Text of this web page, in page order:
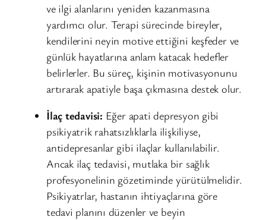
ve ilgi alanlarını yeniden kazanmasına
yardımcı olur. Terapi sürecinde bireyler,
kendilerini neyin motive ettiğini keşfeder ve
günlük hayatlarına anlam katacak hedefler
belirlerler. Bu süreç, kişinin motivasyonunu
artırarak apatiyle başa çıkmasına destek olur.
İlaç tedavisi: Eğer apati depresyon gibi
psikiyatrik rahatsızlıklarla ilişkiliyse,
antidepresanlar gibi ilaçlar kullanılabilir.
Ancak ilaç tedavisi, mutlaka bir sağlık
profesyonelinin gözetiminde yürütülmelidir.
Psikiyatrlar, hastanın ihtiyaçlarına göre
tedavi planını düzenler ve beyin